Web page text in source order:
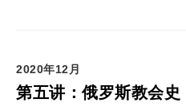
2020年12月
第五讲：俄罗斯教会史